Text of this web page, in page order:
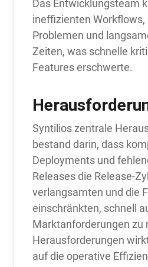
Das Entwicklungsteam
ineffizienten Workflows,
Problemen und
Zeiten, was schnelle
Features erschwerte.
Syntilios zentrale
bestand darin, dass
Deployments und
Releases die Release-
verlangsamten und die
einschränkten, schnell
Marktanforderungen zu
Herausforderungen
auf die operative